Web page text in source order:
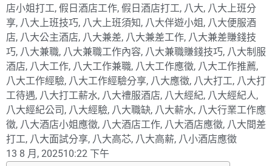
店小姐打工, 假日酒店工作, 假日酒店打工, 八大, 八大上班分
享, 八大上班技巧, 八大上班須知, 八大伴遊小姐 , 八大便服酒
店, 八大公主酒店, 八大兼差, 八大兼差工作, 八大兼差賺錢技
巧, 八大兼職, 八大兼職工作內容, 八大兼職賺錢技巧, 八大制服
酒店, 八大工作, 八大工作兼職, 八大工作應徵, 八大工作推薦,
八大工作經驗, 八大工作經驗分享, 八大應徵, 八大打工, 八大打
工待遇, 八大打工薪水, 八大禮服酒店, 八大經紀, 八大經紀人,
八大經紀公司 , 八大經驗, 八大職缺, 八大薪水, 八大行業工作應
徵, 八大酒店小姐應徵, 八大酒店工作, 八大酒店應徵, 八大間差
打工, 八大面試分享, 八大高芯, 八大高薪, 八小酒店應徵
13 8 月, 202510:22 下午